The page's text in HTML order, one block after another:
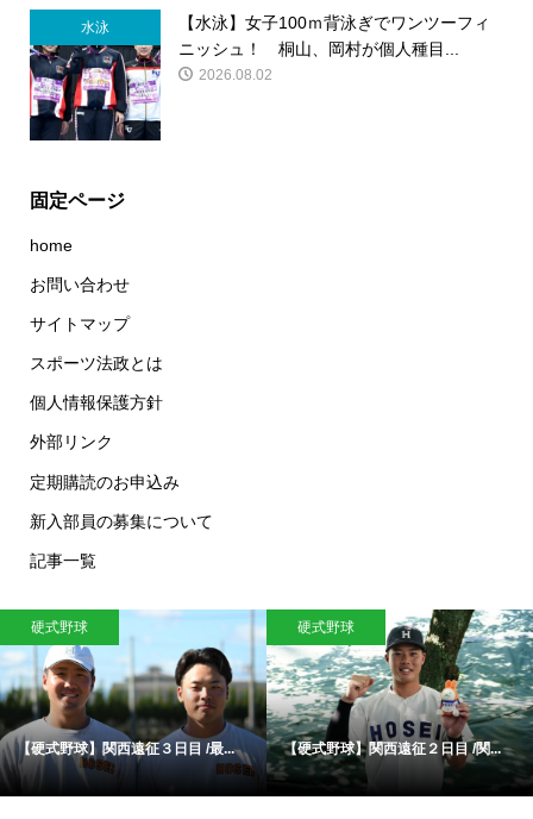
水泳
【水泳】女子100ｍ背泳ぎでワンツーフィ
ニッシュ！ 桐山、岡村が個人種目...
2026.08.02
固定ページ
home
お問い合わせ
サイトマップ
スポーツ法政とは
個人情報保護方針
外部リンク
定期購読のお申込み
新入部員の募集について
記事一覧
硬式野球
【硬式野球】関西遠征３日目 /最...
硬式野球
【硬式野球】関西遠征２日目 /関...